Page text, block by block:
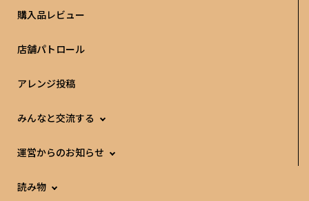
購入品レビュー
店舗パトロール
アレンジ投稿
みんなと交流する
運営からのお知らせ
読み物